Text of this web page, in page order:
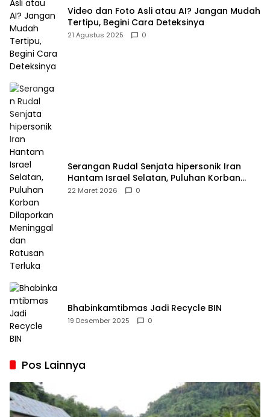
Video dan Foto Asli atau AI? Jangan Mudah
Tertipu, Begini Cara Deteksinya
21 Agustus 2025 0
Serangan Rudal Senjata hipersonik Iran
Hantam Israel Selatan, Puluhan Korban
Dilaporkan Meninggal dan Ratusan Terluka
22 Maret 2026 0
Bhabinkamtibmas Jadi Recycle BIN
19 Desember 2025 0
Pos Lainnya